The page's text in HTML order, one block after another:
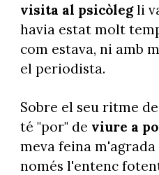
visita al psicòlegli
havia estat molt
com estava, ni amb
el periodista.
Sobre el seu ritme
té "por" de viure a
meva feina
només l'entenc